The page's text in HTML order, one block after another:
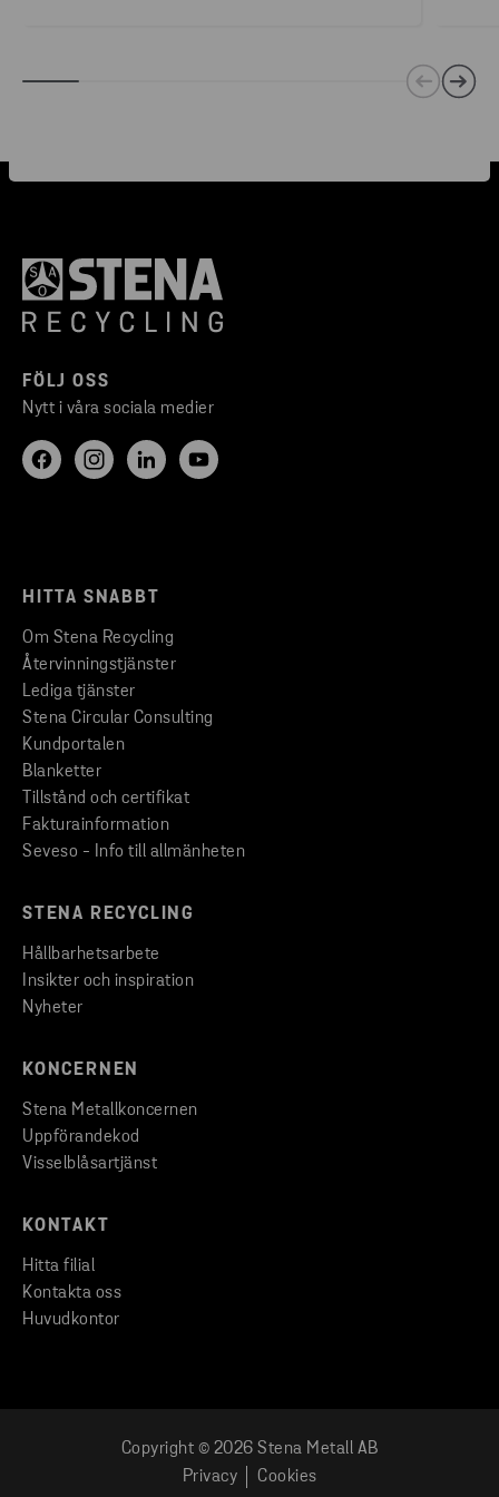
FÖLJ OSS
Nytt i våra sociala medier
HITTA SNABBT
Om Stena Recycling
Återvinningstjänster
Lediga tjänster
Stena Circular Consulting
Kundportalen
Blanketter
Tillstånd och certifikat
Fakturainformation
Seveso - Info till allmänheten
STENA RECYCLING
Hållbarhetsarbete
Insikter och inspiration
Nyheter
KONCERNEN
Stena Metallkoncernen
Uppförandekod
Visselblåsartjänst
KONTAKT
Hitta filial
Kontakta oss
Huvudkontor
Copyright © 2026 Stena Metall AB
Privacy
Cookies